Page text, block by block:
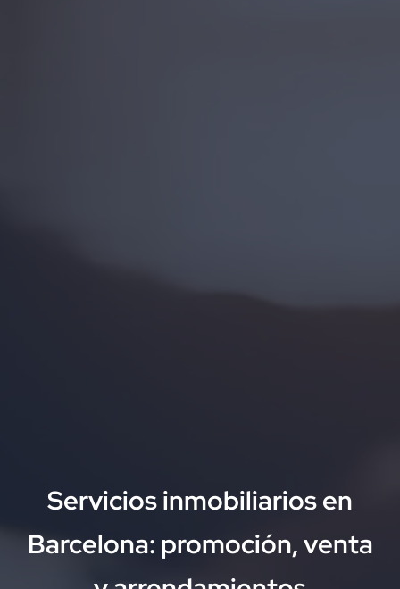
Servicios inmobiliarios en
Barcelona: promoción, venta